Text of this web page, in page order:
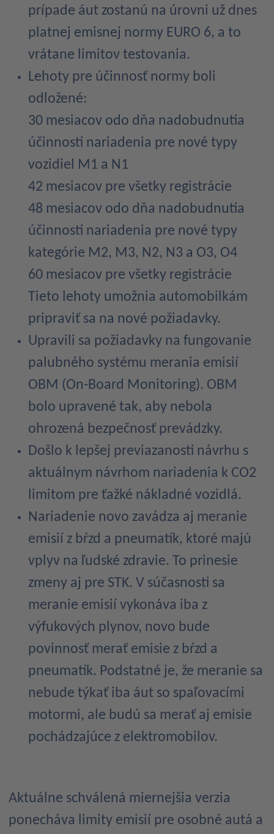
prípade áut zostanú na úrovni už dnes
platnej emisnej normy EURO 6, a to
vrátane limitov testovania.
Lehoty pre účinnosť normy boli
odložené:
30 mesiacov odo dňa nadobudnutia
účinnosti nariadenia pre nové typy
vozidiel M1 a N1
42 mesiacov pre všetky registrácie
48 mesiacov odo dňa nadobudnutia
účinnosti nariadenia pre nové typy
kategórie M2, M3, N2, N3 a O3, O4
60 mesiacov pre všetky registrácie
Tieto lehoty umožnia automobilkám
pripraviť sa na nové požiadavky.
Upravili sa požiadavky na fungovanie
palubného systému merania emisií
OBM (On-Board Monitoring). OBM
bolo upravené tak, aby nebola
ohrozená bezpečnosť prevádzky.
Došlo k lepšej previazanosti návrhu s
aktuálnym návrhom nariadenia k CO2
limitom pre ťažké nákladné vozidlá.
Nariadenie novo zavádza aj meranie
emisií z bŕzd a pneumatík, ktoré majú
vplyv na ľudské zdravie. To prinesie
zmeny aj pre STK. V súčasnosti sa
meranie emisií vykonáva iba z
výfukových plynov, novo bude
povinnosť merať emisie z bŕzd a
pneumatík. Podstatné je, že meranie sa
nebude týkať iba áut so spaľovacími
motormi, ale budú sa merať aj emisie
pochádzajúce z elektromobilov.
Aktuálne schválená miernejšia verzia
ponecháva limity emisií pre osobné autá a